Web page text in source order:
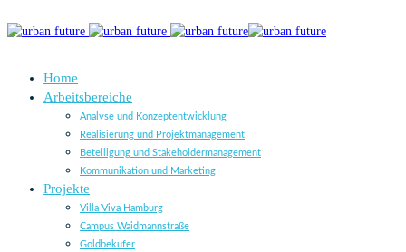
Home
Arbeitsbereiche
Analyse und Konzeptentwicklung
Realisierung und Projektmanagement
Beteiligung und Stakeholdermanagement
Kommunikation und Marketing
Projekte
Villa Viva Hamburg
Campus Waidmannstraße
Goldbekufer